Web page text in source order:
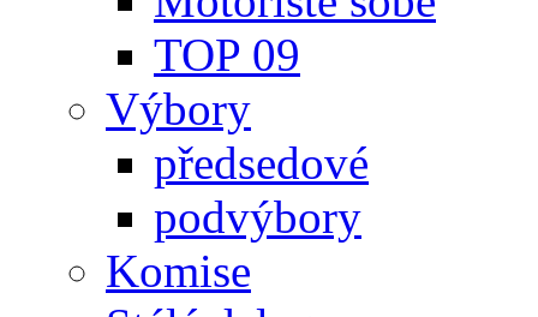
TOP 09
Výbory
předsedové
podvýbory
Komise